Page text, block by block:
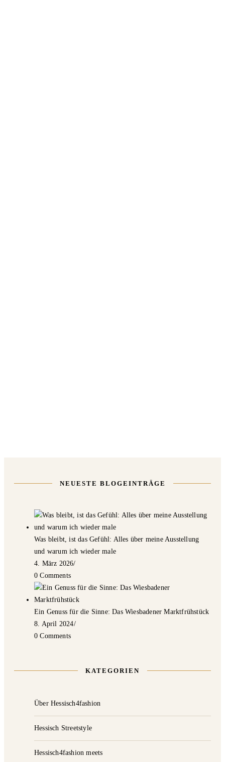
NEUESTE BLOGEINTRÄGE
Was bleibt, ist das Gefühl: Alles über meine Ausstellung
und warum ich wieder male
4. März 2026/
0 Comments
Ein Genuss für die Sinne: Das Wiesbadener Marktfrühstück
8. April 2024/
0 Comments
KATEGORIEN
Über Hessisch4fashion
Hessisch Streetstyle
Hessisch4fashion meets